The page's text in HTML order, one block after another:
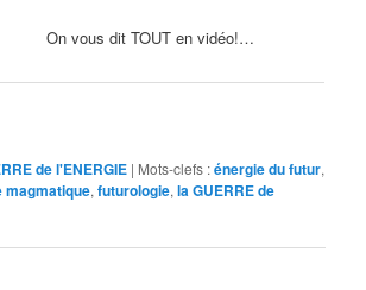
On vous dit TOUT en vidéo!…
de l'ENERGIE | Mots-clefs :énergie du futur,
magmatique,futurologie,la GUERRE de